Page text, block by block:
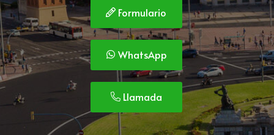
Formulario
WhatsApp
Llamada